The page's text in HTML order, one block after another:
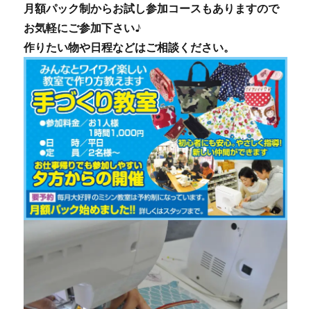
月額パック制からお試し参加コースもありますので
お気軽にご参加下さい♪
作りたい物や日程などはご相談ください。